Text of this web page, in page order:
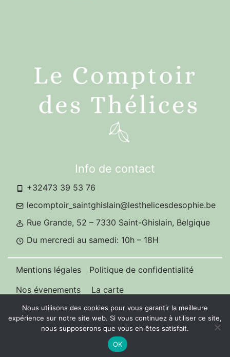
Info de contact
+32473 39 53 76
lecomptoir_saintghislain@lesthelicesdesophie.be
Rue Grande, 52 – 7330 Saint-Ghislain, Belgique
Du mercredi au samedi: 10h – 18H
Mentions légales
Politique de confidentialité
Nos évenements
La carte
Nous utilisons des cookies pour vous garantir la meilleure
expérience sur notre site web. Si vous continuez à utiliser ce site,
nous supposerons que vous en êtes satisfait.
OK